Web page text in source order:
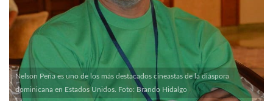
Nelson Peña es uno de los más destacados cineastas de la diáspora
dominicana en Estados Unidos. Foto: Brando Hidalgo